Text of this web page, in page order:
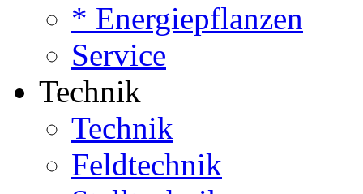
* Energiepflanzen
Service
Technik
Technik
Feldtechnik